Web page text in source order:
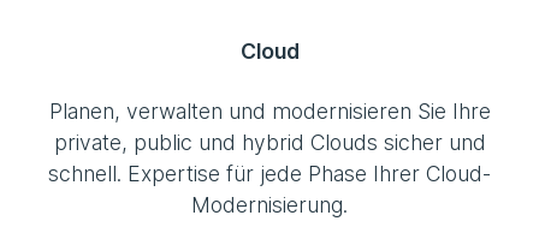
Cloud
Planen, verwalten und modernisieren Sie Ihre
private, public und hybrid Clouds sicher und
schnell. Expertise für jede Phase Ihrer Cloud-
Modernisierung.